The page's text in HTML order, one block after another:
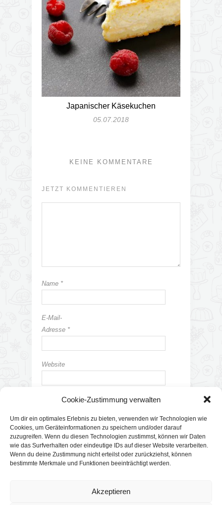
Cookie-Zustimmung verwalten
Um dir ein optimales Erlebnis zu bieten, verwenden wir Technologien wie
Cookies, um Geräteinformationen zu speichern und/oder darauf
zuzugreifen. Wenn du diesen Technologien zustimmst, können wir Daten
wie das Surfverhalten oder eindeutige IDs auf dieser Website verarbeiten.
Wenn du deine Zustimmung nicht erteilst oder zurückziehst, können
bestimmte Merkmale und Funktionen beeinträchtigt werden.
Akzeptieren
Japanischer Käsekuchen
05.07.2018
KEINE KOMMENTARE
JETZT KOMMENTIEREN
Name *
E-Mail-
Adresse *
Website